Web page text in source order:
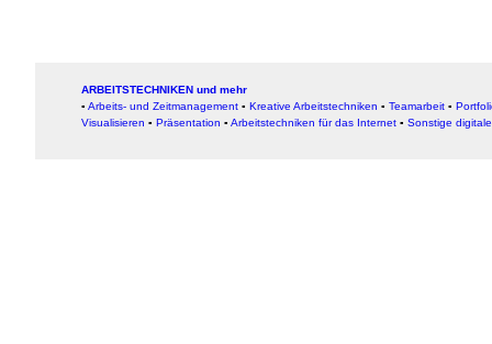
ARBEITSTECHNIKEN und mehr
▪ Arbeits- und Zeitmanagement ▪ Kreative Arbeitstechniken ▪ Teamarbeit ▪
Visualisieren ▪ Präsentation ▪ Arbeitstechniken für das Internet ▪ Sonstige